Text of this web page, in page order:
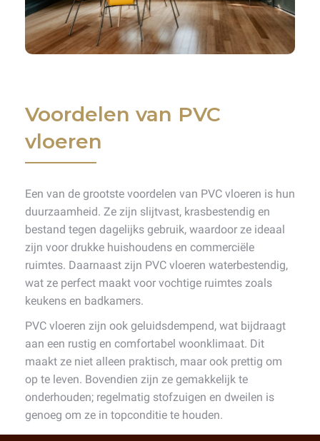
Voordelen van PVC
vloeren
Een van de grootste voordelen van PVC vloeren is hun
duurzaamheid. Ze zijn slijtvast, krasbestendig en
bestand tegen dagelijks gebruik, waardoor ze ideaal
zijn voor drukke huishoudens en commerciële
ruimtes. Daarnaast zijn PVC vloeren waterbestendig,
wat ze perfect maakt voor vochtige ruimtes zoals
keukens en badkamers.
PVC vloeren zijn ook geluidsdempend, wat bijdraagt
aan een rustig en comfortabel woonklimaat. Dit
maakt ze niet alleen praktisch, maar ook prettig om
op te leven. Bovendien zijn ze gemakkelijk te
onderhouden; regelmatig stofzuigen en dweilen is
genoeg om ze in topconditie te houden.